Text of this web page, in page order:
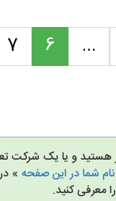
...
6
7
هستید و یا یک شرکت
شما در این صفحه »
معرفی کنید.